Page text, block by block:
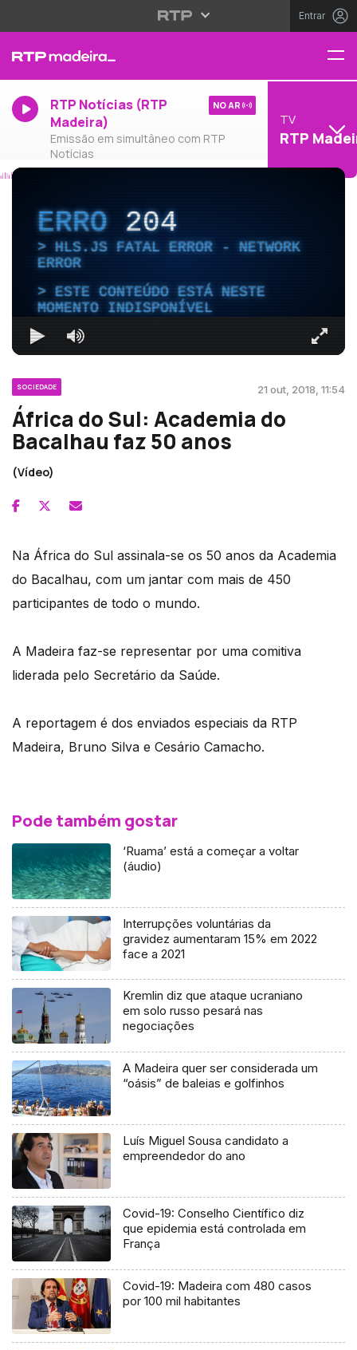
Entrar
RTP Notícias (RTP
Madeira)
Emissão em simultâneo com RTP
Notícias
NO AR
TV
RTP
ERRO204
HLS.JS FATAL ERROR - NETWORK
ERROR
ESTE CONTEÚDO ESTÁ NESTE
MOMENTO INDISPONÍVEL
SOCIEDADE 21 out, 2018, 11:54
África do Sul: Academia do
Bacalhau faz 50 anos
(Vídeo)
Na África do Sul assinala-se os 50 anos da Academia
do Bacalhau, com um jantar com mais de 450
participantes de todo o mundo.
A Madeira faz-se representar por uma comitiva
liderada pelo Secretário da Saúde.
A reportagem é dos enviados especiais da RTP
Madeira, Bruno Silva e Cesário Camacho.
Pode também gostar
‘Ruama’ está a começar a voltar
(áudio)
Interrupções voluntárias da
gravidez aumentaram 15% em 2022
face a 2021
Kremlin diz que ataque ucraniano
em solo russo pesará nas
negociações
A Madeira quer ser considerada um
“oásis” de baleias e golfinhos
Luís Miguel Sousa candidato a
empreendedor do ano
Covid-19: Conselho Científico diz
que epidemia está controlada em
França
Covid-19: Madeira com 480 casos
por 100 mil habitantes